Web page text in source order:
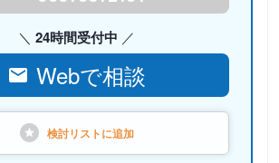
24時間受付中
Webで相談
検討リストに追加